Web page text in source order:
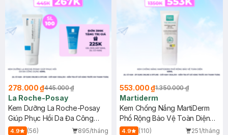
278.000 ₫445.000 ₫
La Roche-Posay
Kem Dưỡng La Roche-Posay
Giúp Phục Hồi Da Đa Công
Dụng 40ml
4.9 (56)
895/tháng
553.000 ₫1.350.000 ₫
Martiderm
Kem Chống Nắng MartiDerm
Phổ Rộng Bảo Vệ Toàn Diện
40ml
4.9 (110)
251/tháng